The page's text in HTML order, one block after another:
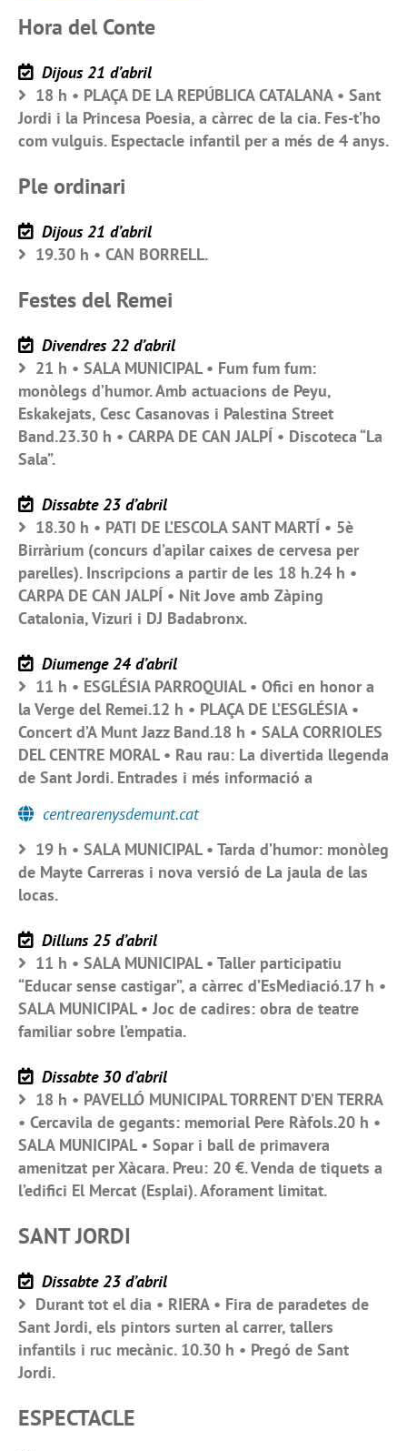
Hora del Conte
Dijous 21 d’abril
18 h • PLAÇA DE LA REPÚBLICA CATALANA • Sant
Jordi i la Princesa Poesia, a càrrec de la cia. Fes-t’ho
com vulguis. Espectacle infantil per a més de 4 anys.
Ple ordinari
Dijous 21 d’abril
19.30 h • CAN BORRELL.
Festes del Remei
Divendres 22 d’abril
21 h • SALA MUNICIPAL • Fum fum fum:
monòlegs d’humor. Amb actuacions de Peyu,
Eskakejats, Cesc Casanovas i Palestina Street
Band.23.30 h • CARPA DE CAN JALPÍ • Discoteca “La
Sala”.
Dissabte 23 d’abril
18.30 h • PATI DE L’ESCOLA SANT MARTÍ • 5è
Birràrium (concurs d’apilar caixes de cervesa per
parelles). Inscripcions a partir de les 18 h.24 h •
CARPA DE CAN JALPÍ • Nit Jove amb Zàping
Catalonia, Vizuri i DJ Badabronx.
Diumenge 24 d’abril
11 h • ESGLÉSIA PARROQUIAL • Ofici en honor a
la Verge del Remei.12 h • PLAÇA DE L’ESGLÉSIA •
Concert d’A Munt Jazz Band.18 h • SALA CORRIOLES
DEL CENTRE MORAL • Rau rau: La divertida llegenda
de Sant Jordi. Entrades i més informació a
centrearenysdemunt.cat
19 h • SALA MUNICIPAL • Tarda d’humor: monòleg
de Mayte Carreras i nova versió de La jaula de las
locas.
Dilluns 25 d’abril
11 h • SALA MUNICIPAL • Taller participatiu
“Educar sense castigar”, a càrrec d’EsMediació.17 h •
SALA MUNICIPAL • Joc de cadires: obra de teatre
familiar sobre l’empatia.
Dissabte 30 d’abril
18 h • PAVELLÓ MUNICIPAL TORRENT D’EN TERRA
• Cercavila de gegants: memorial Pere Ràfols.20 h •
SALA MUNICIPAL • Sopar i ball de primavera
amenitzat per Xàcara. Preu: 20 €. Venda de tiquets a
l’edifici El Mercat (Esplai). Aforament limitat.
SANT JORDI
Dissabte 23 d’abril
Durant tot el dia • RIERA • Fira de paradetes de
Sant Jordi, els pintors surten al carrer, tallers
infantils i ruc mecànic. 10.30 h • Pregó de Sant
Jordi.
ESPECTACLE